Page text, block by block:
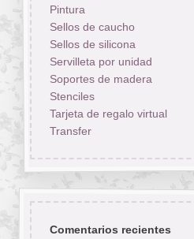
Pintura
Sellos de caucho
Sellos de silicona
Servilleta por unidad
Soportes de madera
Stenciles
Tarjeta de regalo virtual
Transfer
Comentarios recientes